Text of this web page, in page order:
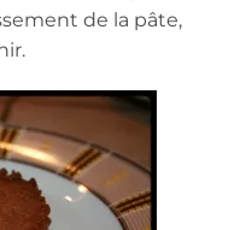
de la pâte,